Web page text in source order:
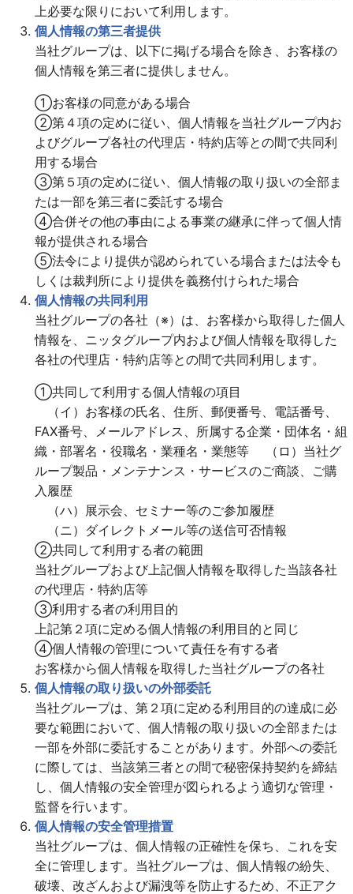
上必要な限りにおいて利用します。
個人情報の第三者提供
当社グループは、以下に掲げる場合を除き、お客様の
個人情報を第三者に提供しません。
①お客様の同意がある場合
②第４項の定めに従い、個人情報を当社グループ内お
よびグループ各社の代理店・特約店等との間で共同利
用する場合
③第５項の定めに従い、個人情報の取り扱いの全部ま
たは一部を第三者に委託する場合
④合併その他の事由による事業の継承に伴って個人情
報が提供される場合
⑤法令により提供が認められている場合または法令も
しくは裁判所により提供を義務付けられた場合
個人情報の共同利用
当社グループの各社（※）は、お客様から取得した個人
情報を、ニッタグループ内および個人情報を取得した
各社の代理店・特約店等との間で共同利用します。
①共同して利用する個人情報の項目
（イ）お客様の氏名、住所、郵便番号、電話番号、
FAX番号、メールアドレス、所属する企業・団体名・組
織・部署名・役職名・業種名・業態等 （ロ）当社グ
ループ製品・メンテナンス・サービスのご商談、ご購
入履歴
（ハ）展示会、セミナー等のご参加履歴
（ニ）ダイレクトメール等の送信可否情報
②共同して利用する者の範囲
当社グループおよび上記個人情報を取得した当該各社
の代理店・特約店等
③利用する者の利用目的
上記第２項に定める個人情報の利用目的と同じ
④個人情報の管理について責任を有する者
お客様から個人情報を取得した当社グループの各社
個人情報の取り扱いの外部委託
当社グループは、第２項に定める利用目的の達成に必
要な範囲において、個人情報の取り扱いの全部または
一部を外部に委託することがあります。外部への委託
に際しては、当該第三者との間で秘密保持契約を締結
し、個人情報の安全管理が図られるよう適切な管理・
監督を行います。
個人情報の安全管理措置
当社グループは、個人情報の正確性を保ち、これを安
全に管理します。当社グループは、個人情報の紛失、
破壊、改ざんおよび漏洩等を防止するため、不正アク